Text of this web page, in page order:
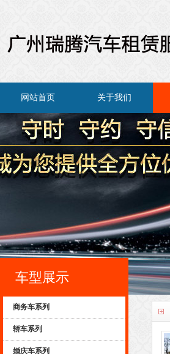
网站首页 关于我们
车型展示
商务车系列
轿车系列
婚庆车系列